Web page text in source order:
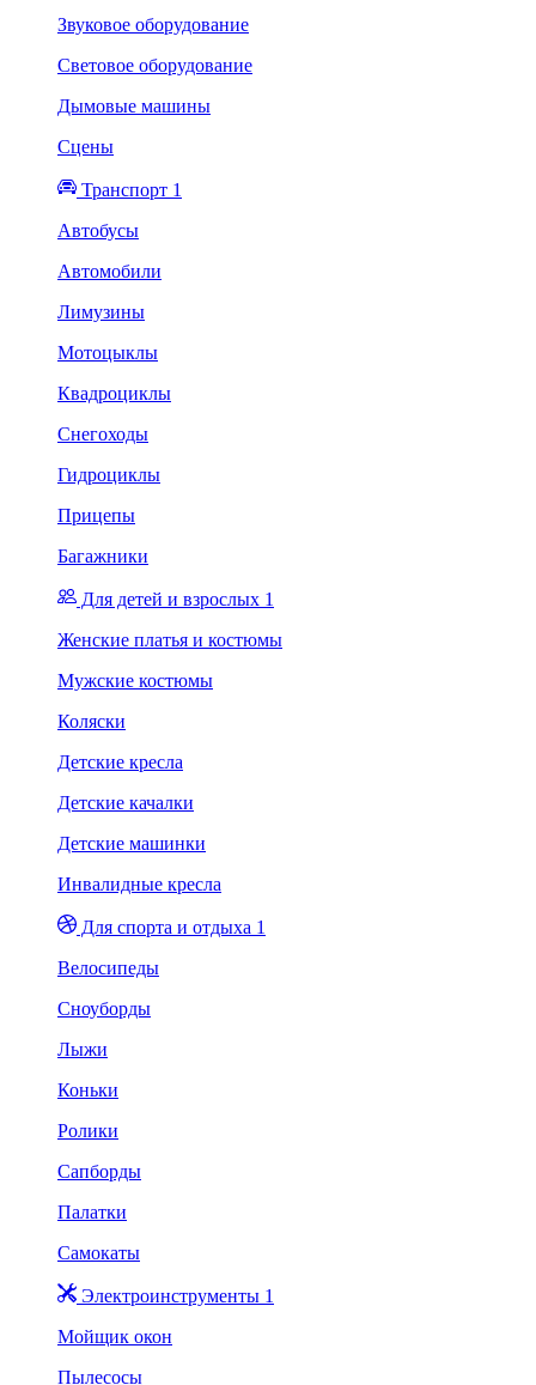
Звуковое оборудование
Световое оборудование
Дымовые машины
Сцены
Транспорт 1
Автобусы
Автомобили
Лимузины
Мотоцыклы
Квадроциклы
Снегоходы
Гидроциклы
Прицепы
Багажники
Для детей и взрослых 1
Женские платья и костюмы
Мужские костюмы
Коляски
Детские кресла
Детские качалки
Детские машинки
Инвалидные кресла
Для спорта и отдыха 1
Велосипеды
Сноуборды
Лыжи
Коньки
Ролики
Сапборды
Палатки
Самокаты
Электроинструменты 1
Мойщик окон
Пылесосы